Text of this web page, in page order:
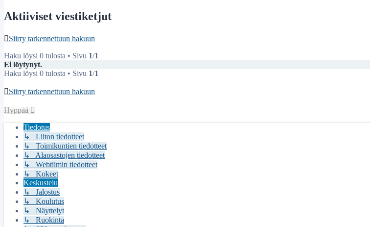
Aktiiviset viestiketjut
Siirry tarkennettuun hakuun
Haku löysi 0 tulosta • Sivu 1/1
Ei löytynyt.
Haku löysi 0 tulosta • Sivu 1/1
Siirry tarkennettuun hakuun
Hyppää
Tiedotus
↳ Liiton tiedotteet
↳ Toimikuntien tiedotteet
↳ Alaosastojen tiedotteet
↳ Webtiimin tiedotteet
↳ Kokeet
Keskustelu
↳ Jalostus
↳ Koulutus
↳ Näyttelyt
↳ Ruokinta